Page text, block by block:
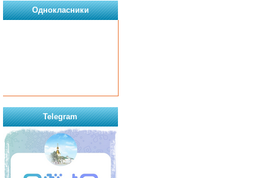
Однокласники
Telegram